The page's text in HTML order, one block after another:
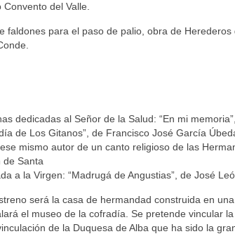
del Valle.
faldones para el paso de palio, obra de Herederos
dedicadas al Señor de la Salud: “En mi
de Los Gitanos”, de Francisco José García
mismo autor de un canto religioso de las
de Santa
a la Virgen: “Madrugá de Angustias”, de José
será la casa de hermandad construida en
el museo de la cofradía. Se pretende vincular
de la Duquesa de Alba que ha sido la